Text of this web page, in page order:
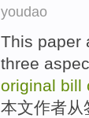
youdao
This paper
three
original bill
本文作者从